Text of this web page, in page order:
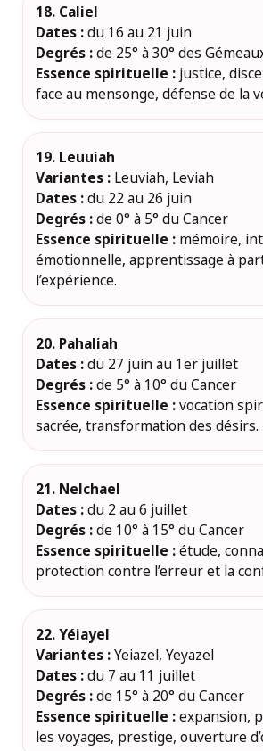
18. Caliel
Dates :du 16 au 21 juin
Degrés :de 25° à 30° des
Essence spirituelle : justice,
face au mensonge, défense de la
19. Leuuiah
Variantes : Leuviah, Leviah
Dates :du 22 au 26 juin
Degrés :de 0° à 5° du Cancer
Essence spirituelle : mémoire,
émotionnelle, apprentissage à
l’expérience.
20. Pahaliah
Dates :du 27 juin au 1er juillet
Degrés :de 5° à 10° du Cancer
Essence spirituelle :vocation
sacrée, transformation des désirs.
21. Nelchael
Dates :du 2 au 6 juillet
Degrés :de 10° à 15° du Cancer
Essence spirituelle :étude,
protection contre l’erreur et la
22. Yéiayel
Variantes :Yeiazel, Yeyazel
Dates :du 7 au 11 juillet
Degrés :de 15° à 20° du Cancer
Essence spirituelle :expansion,
les voyages, prestige, ouverture